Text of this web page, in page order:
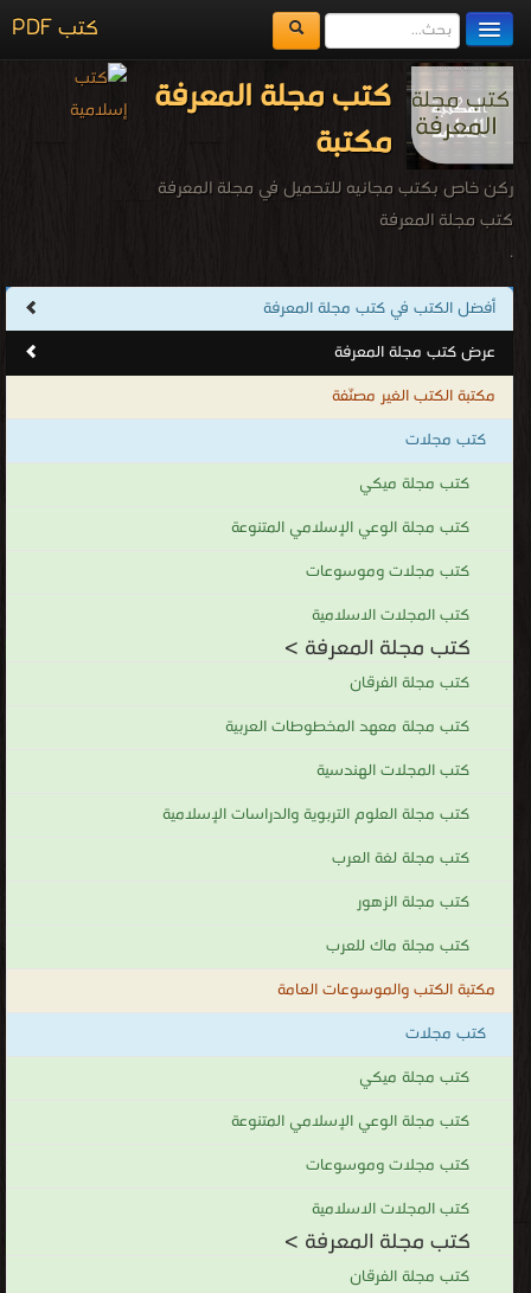
كتب PDF
مكتبة الكتب
المكتبات
يُقرأ حالياً
الفهرس
كتب مجلة المعرفة
مكتبة
ركن خاص بكتب مجانيه للتحميل في مجلة المعرفة
كتب مجلة المعرفة
.
أفضل الكتب في كتب مجلة المعرفة
عرض كتب مجلة المعرفة
مكتبة الكتب الغير مصنّفة
كتب مجلات
كتب مجلة ميكي
كتب مجلة الوعي الإسلامي المتنوعة
كتب مجلات وموسوعات
كتب المجلات الاسلامية
كتب مجلة المعرفة >
كتب مجلة الفرقان
كتب مجلة معهد المخطوطات العربية
كتب المجلات الهندسية
كتب مجلة العلوم التربوية والدراسات الإسلامية
كتب مجلة لغة العرب
كتب مجلة الزهور
كتب مجلة ماك للعرب
مكتبة الكتب والموسوعات العامة
كتب مجلات
كتب مجلة ميكي
كتب مجلة الوعي الإسلامي المتنوعة
كتب مجلات وموسوعات
كتب المجلات الاسلامية
كتب مجلة المعرفة >
كتب مجلة الفرقان